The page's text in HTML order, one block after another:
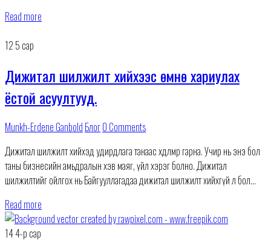
Бид таны Мэдээлэл технологийн найдвартай
Read more
12 5 сар
Дижитал шилжилт хийхээс өмнө хариулах
ёстой асуултууд.
Munkh-Erdene Ganbold Блог0 Comments
Дижитал шилжилт хийхэд удирдлага танаас хөдөлмөр гарна. Учир нь энэ бол
таны бизнесийн амьдралын хэв маяг, үйл хэрэг болно. Дижитал
шилжилтийг ойлгох нь Байгууллагадаа дижитал шилжилт хийхгүй л бол
Read more
144-р сар